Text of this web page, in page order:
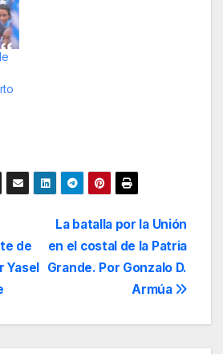
La batalla por la Unión
en el costal de la Patria
Grande. Por Gonzalo D.
Armúa
de
Yasel